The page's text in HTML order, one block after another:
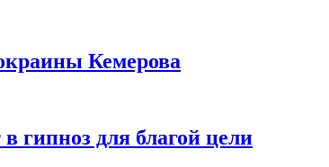
Кемерова
гипноз для благой цели